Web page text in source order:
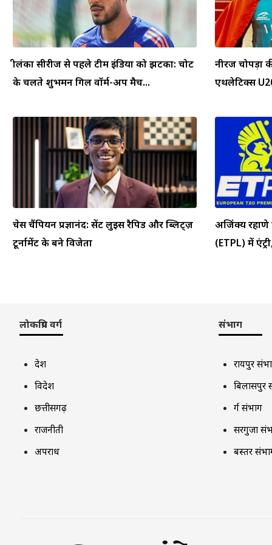
श्रीलंका सीरीज से पहले टीम इंडिया को झटका: चोट
के चलते शुभमन गिल वॉर्म-अप मैच...
नीरज चोपड़ा
एथलेटिक्स
चेस चैंपियन प्रज्ञानंद: सेंट लुइस रैपिड और ब्लिट्ज़
टूर्नामेंट के बने विजेता
अजिंक्य रहाणे
(ETPL) में
लोकप्रिय वर्ग
देश
विदेश
छत्तीसगढ़
राजनीती
अपराध
संभाग
रायपुर
बिलासपुर
दुर्ग संभाग
सरगुजा
बस्तर